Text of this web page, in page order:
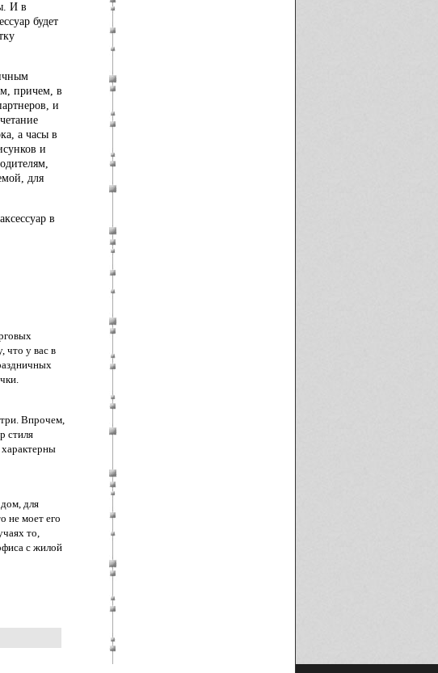
И в
будет
причем, в
и
а часы в
и
для
в
что у вас в
Впрочем,
стиля
для
не моет его
то,
с жилой